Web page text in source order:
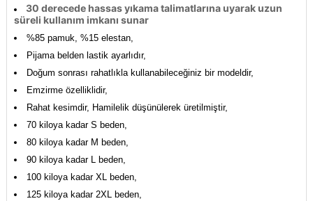
30 derecede hassas yıkama talimatlarına uyarak uzun
süreli kullanım imkanı sunar
%85 pamuk, %15 elestan,
Pijama belden lastik ayarlıdır,
Doğum sonrası rahatlıkla kullanabileceğiniz bir modeldir,
Emzirme özelliklidir,
Rahat kesimdir, Hamilelik düşünülerek üretilmiştir,
70 kiloya kadar S beden,
80 kiloya kadar M beden,
90 kiloya kadar L beden,
100 kiloya kadar XL beden,
125 kiloya kadar 2XL beden,